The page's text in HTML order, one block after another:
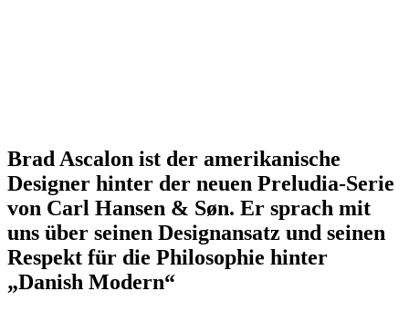
Brad Ascalon ist der amerikanische
Designer hinter der neuen Preludia-Serie
von Carl Hansen & Søn. Er sprach mit
uns über seinen Designansatz und seinen
Respekt für die Philosophie hinter
„Danish Modern“